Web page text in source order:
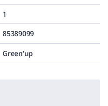
1
85389099
Green'up